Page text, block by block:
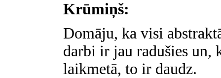
Krūmiņš:
Domāju, ka visi
darbi ir jau radušies un,
laikmetā, to ir daudz.